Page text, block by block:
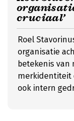
cruciaal’
Roel
organisatie
betekenis van
merkidentiteit
ook intern